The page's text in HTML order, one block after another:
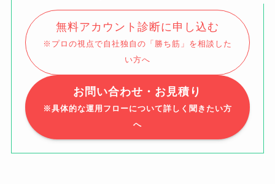
無料アカウント診断に申し込む
※プロの視点で自社独自の「勝ち筋」を相談した
い方へ
お問い合わせ・お見積り
※具体的な運用フローについて詳しく聞きたい方
へ